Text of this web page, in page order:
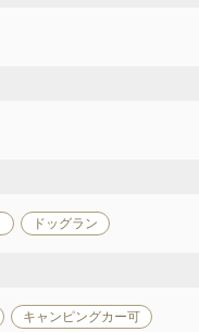
ドッグラン
キャンピングカー可